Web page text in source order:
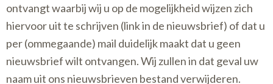
ontvangt waarbij wij u op de mogelijkheid wijzen zich
hiervoor uit te schrijven (link in de nieuwsbrief) of dat u
per (ommegaande) mail duidelijk maakt dat u geen
nieuwsbrief wilt ontvangen. Wij zullen in dat geval uw
naam uit ons nieuwsbrieven bestand verwijderen.